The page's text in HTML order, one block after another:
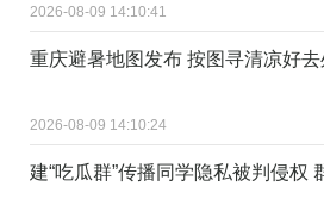
2026-08-09 14:10:41
重庆避暑地图发布 按图寻清凉好去
2026-08-09 14:10:24
建“吃瓜群”传播同学隐私被判侵权